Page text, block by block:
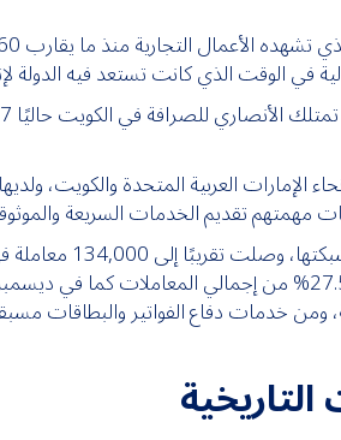
في الوقت الذي كانت تستعد فيه
للصرافة بتشغيل شبكة تتجاوز 295 فرعًا في جميع أنحاء الإمارات
خدمات دفاع الفواتير والبطاقات
التاريخية